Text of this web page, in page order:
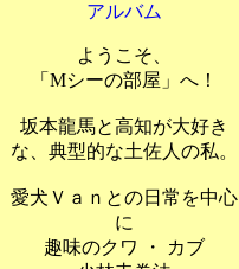
アルバム
ようこそ、
「Mシーの部屋」へ！
坂本龍馬と高知が大好き
な、典型的な土佐人の私。
愛犬Ｖａｎとの日常を中心
に
趣味のクワ ・ カブ